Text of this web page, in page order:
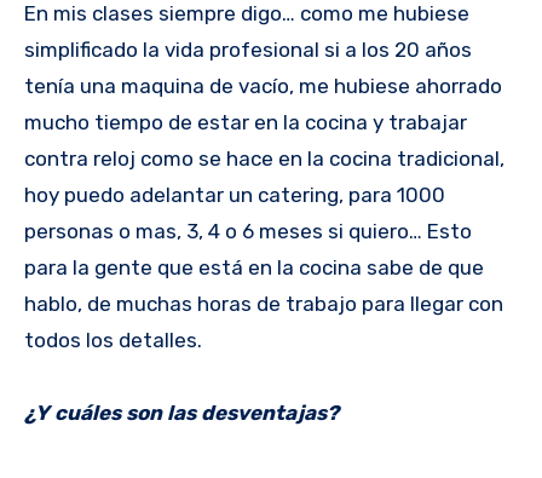
En mis clases siempre digo… como me hubiese
simplificado la vida profesional si a los 20 años
tenía una maquina de vacío, me hubiese ahorrado
mucho tiempo de estar en la cocina y trabajar
contra reloj como se hace en la cocina tradicional,
hoy puedo adelantar un catering, para 1000
personas o mas, 3, 4 o 6 meses si quiero… Esto
para la gente que está en la cocina sabe de que
hablo, de muchas horas de trabajo para llegar con
todos los detalles.
¿Y cuáles son las desventajas?